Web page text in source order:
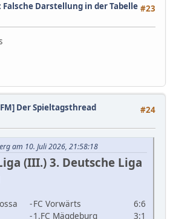
#23
Falsche Darstellung in der Tabelle
#24
Der Spieltagsthread
am 10. Juli 2026, 21:58:18
(III.) 3. Deutsche Liga
-FC Vorwärts
6:6
-1.FC Mägdeburg
3:1